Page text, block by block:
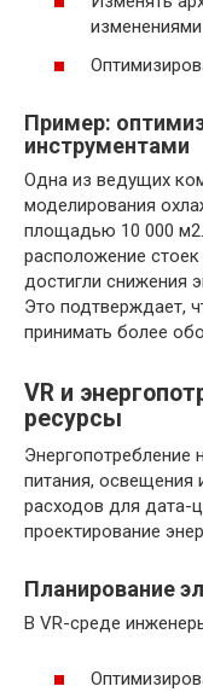
изменениями
Пример:
инструментами
Одна из ведущих
моделирования
площадью 10 000
расположение
достигли снижения
Это подтверждает,
принимать более
VR и
ресурсы
Энергопотребление
питания, освещения
расходов для дата-
проектирование
Планирование
В VR-среде